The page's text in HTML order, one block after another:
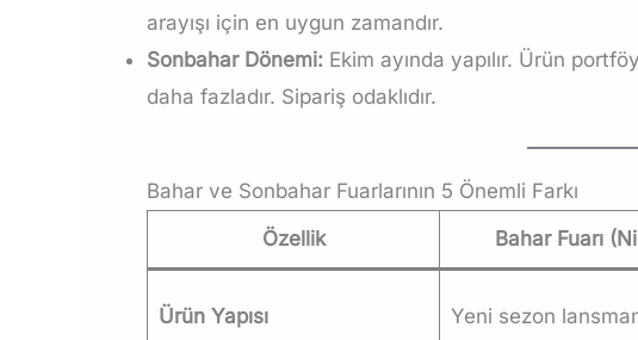
arayışı için en uygun zamandır.
Sonbahar Dönemi: Ekim ayında yapılır. Ürün
daha fazladır. Sipariş odaklıdır.
Bahar ve Sonbahar Fuarlarının 5 Önemli Farkı
Özellik
Bahar Fuarı
Ürün Yapısı Yeni sezon